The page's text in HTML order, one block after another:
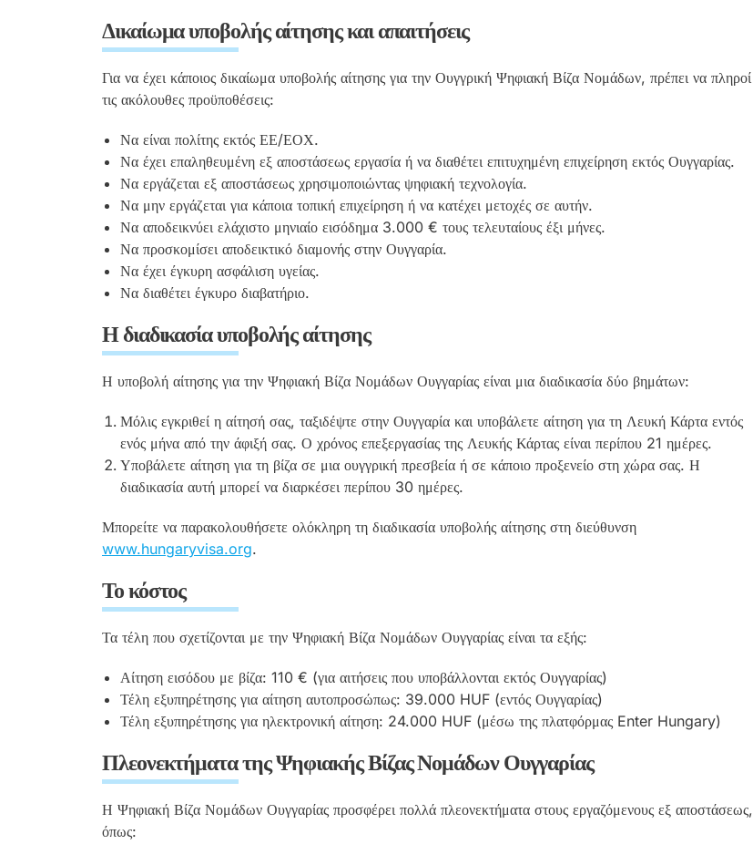
Δικαίωμα υποβολής αίτησης και απαιτήσεις
Για να έχει κάποιος δικαίωμα υποβολής αίτησης για την Ουγγρική Ψηφιακή Βίζα Νομάδων, πρέπει να πληροί
τις ακόλουθες προϋποθέσεις:
Να είναι πολίτης εκτός ΕΕ/ΕΟΧ.
Να έχει επαληθευμένη εξ αποστάσεως εργασία ή να διαθέτει επιτυχημένη επιχείρηση εκτός Ουγγαρίας.
Να εργάζεται εξ αποστάσεως χρησιμοποιώντας ψηφιακή τεχνολογία.
Να μην εργάζεται για κάποια τοπική επιχείρηση ή να κατέχει μετοχές σε αυτήν.
Να αποδεικνύει ελάχιστο μηνιαίο εισόδημα 3.000 € τους τελευταίους έξι μήνες.
Να προσκομίσει αποδεικτικό διαμονής στην Ουγγαρία.
Να έχει έγκυρη ασφάλιση υγείας.
Να διαθέτει έγκυρο διαβατήριο.
Η διαδικασία υποβολής αίτησης
Η υποβολή αίτησης για την Ψηφιακή Βίζα Νομάδων Ουγγαρίας είναι μια διαδικασία δύο βημάτων:
Μόλις εγκριθεί η αίτησή σας, ταξιδέψτε στην Ουγγαρία και υποβάλετε αίτηση για τη Λευκή Κάρτα εντός
ενός μήνα από την άφιξή σας. Ο χρόνος επεξεργασίας της Λευκής Κάρτας είναι περίπου 21 ημέρες.
Υποβάλετε αίτηση για τη βίζα σε μια ουγγρική πρεσβεία ή σε κάποιο προξενείο στη χώρα σας. Η
διαδικασία αυτή μπορεί να διαρκέσει περίπου 30 ημέρες.
Μπορείτε να παρακολουθήσετε ολόκληρη τη διαδικασία υποβολής αίτησης στη διεύθυνση
www.hungaryvisa.org.
Το κόστος
Τα τέλη που σχετίζονται με την Ψηφιακή Βίζα Νομάδων Ουγγαρίας είναι τα εξής:
Αίτηση εισόδου με βίζα: 110 € (για αιτήσεις που υποβάλλονται εκτός Ουγγαρίας)
Τέλη εξυπηρέτησης για αίτηση αυτοπροσώπως: 39.000 HUF (εντός Ουγγαρίας)
Τέλη εξυπηρέτησης για ηλεκτρονική αίτηση: 24.000 HUF (μέσω της πλατφόρμας Enter Hungary)
Πλεονεκτήματα της Ψηφιακής Βίζας Νομάδων Ουγγαρίας
Η Ψηφιακή Βίζα Νομάδων Ουγγαρίας προσφέρει πολλά πλεονεκτήματα στους εργαζόμενους εξ αποστάσεως,
όπως: